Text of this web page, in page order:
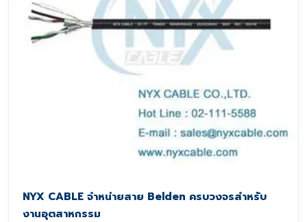
NYX CABLE จำหน่ายสาย Belden ครบวงจรสำหรับ
งานอุตสาหกรรม